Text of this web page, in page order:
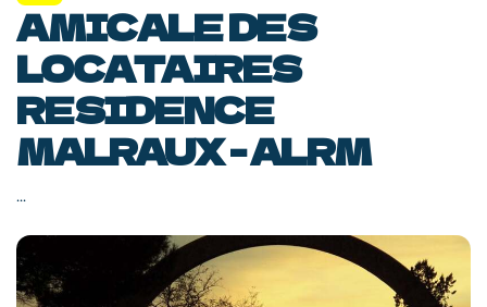
AMICALE DES
LOCATAIRES
RESIDENCE
MALRAUX - ALRM
...